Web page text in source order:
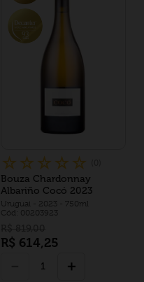
☆ ☆ ☆ ☆ ☆
Bouza Chardonnay
Albariño Cocó 2023
Uruguai - 2023 - 750ml
Cód: 00203923
R$ 614,25
＋